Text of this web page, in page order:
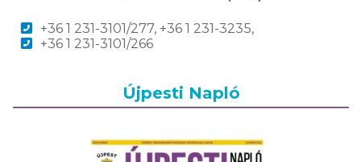
+36 1 231-3101/277, +36 1 231-3235,
+36 1 231-3101/266
Újpesti Napló